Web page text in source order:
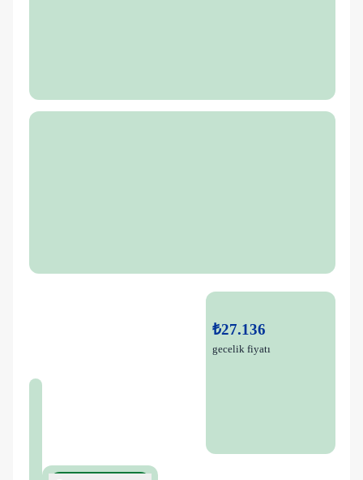
₺27.136
gecelik fiyatı